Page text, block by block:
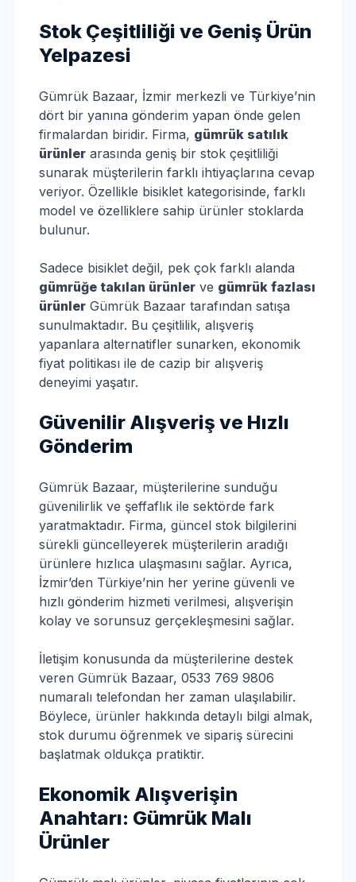
Stok Çeşitliliği ve Geniş Ürün
Yelpazesi
Gümrük Bazaar, İzmir merkezli ve Türkiye’nin
dört bir yanına gönderim yapan önde gelen
firmalardan biridir. Firma, gümrük satılık
ürünler arasında geniş bir stok çeşitliliği
sunarak müşterilerin farklı ihtiyaçlarına cevap
veriyor. Özellikle bisiklet kategorisinde, farklı
model ve özelliklere sahip ürünler stoklarda
bulunur.
Sadece bisiklet değil, pek çok farklı alanda
gümrüğe takılan ürünler ve gümrük fazlası
ürünler Gümrük Bazaar tarafından satışa
sunulmaktadır. Bu çeşitlilik, alışveriş
yapanlara alternatifler sunarken, ekonomik
fiyat politikası ile de cazip bir alışveriş
deneyimi yaşatır.
Güvenilir Alışveriş ve Hızlı
Gönderim
Gümrük Bazaar, müşterilerine sunduğu
güvenilirlik ve şeffaflık ile sektörde fark
yaratmaktadır. Firma, güncel stok bilgilerini
sürekli güncelleyerek müşterilerin aradığı
ürünlere hızlıca ulaşmasını sağlar. Ayrıca,
İzmir’den Türkiye’nin her yerine güvenli ve
hızlı gönderim hizmeti verilmesi, alışverişin
kolay ve sorunsuz gerçekleşmesini sağlar.
İletişim konusunda da müşterilerine destek
veren Gümrük Bazaar, 0533 769 9806
numaralı telefondan her zaman ulaşılabilir.
Böylece, ürünler hakkında detaylı bilgi almak,
stok durumu öğrenmek ve sipariş sürecini
başlatmak oldukça pratiktir.
Ekonomik Alışverişin
Anahtarı: Gümrük Malı
Ürünler